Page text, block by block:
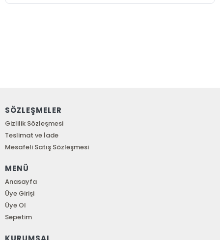
SÖZLEŞMELER
Gizlilik Sözleşmesi
Teslimat ve İade
Mesafeli Satış Sözleşmesi
MENÜ
Anasayfa
Üye Girişi
Üye Ol
Sepetim